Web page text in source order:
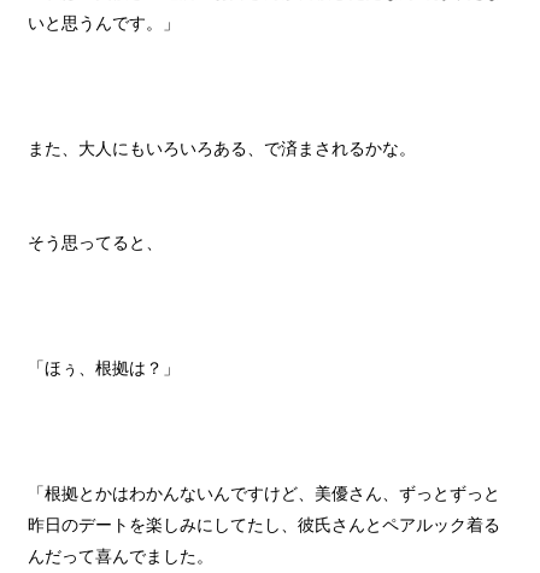
いと思うんです。」
また、大人にもいろいろある、で済まされるかな。
そう思ってると、
「ほぅ、根拠は？」
「根拠とかはわかんないんですけど、美優さん、ずっとずっと
昨日のデートを楽しみにしてたし、彼氏さんとペアルック着る
んだって喜んでました。